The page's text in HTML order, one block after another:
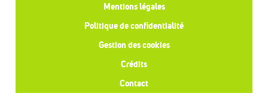
Mentions légales
Politique de confidentialité
Gestion des cookies
Crédits
Contact